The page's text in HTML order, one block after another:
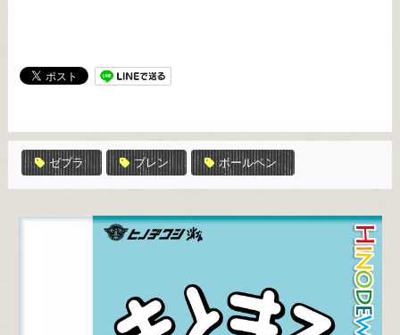
ゼブラ ブレン ボールペン